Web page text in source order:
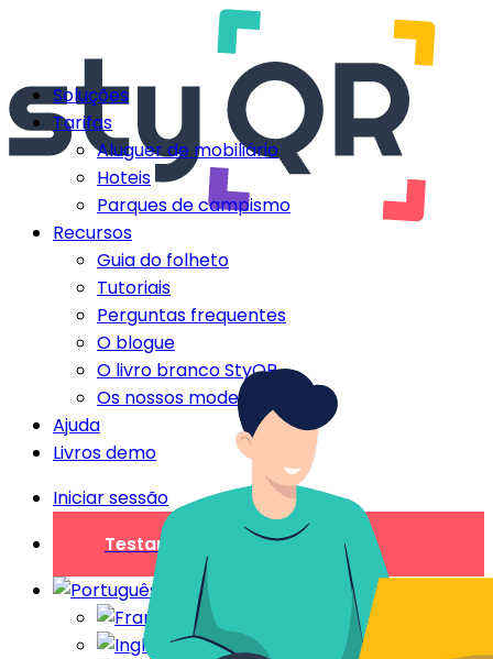
Soluções
Tarifas
Aluguer de mobiliário
Hoteis
Parques de campismo
Recursos
Guia do folheto
Tutoriais
Perguntas frequentes
O blogue
O livro branco StyQR
Os nossos modelos StyQR
Ajuda
Livros demo
Iniciar sessão
Testar gratuitamente